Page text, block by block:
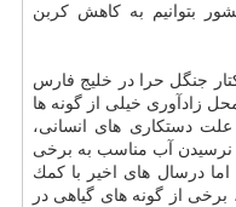
بتوانیم به كاهش كربن
هم اكنون ۲۱ هزار هكتار جنگل حرا در خلیج فارس
زادآوری خیلی از گونه ها
دستكاری های انسانی،
آب مناسب به برخی
درسال های اخیر با كمك
از گونه های گیاهی در